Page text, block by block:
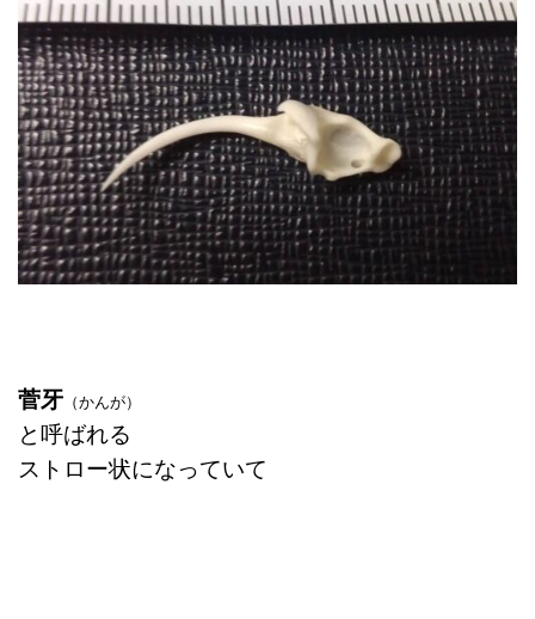
菅牙 （かんが）
と呼ばれる
ストロー状になっていて